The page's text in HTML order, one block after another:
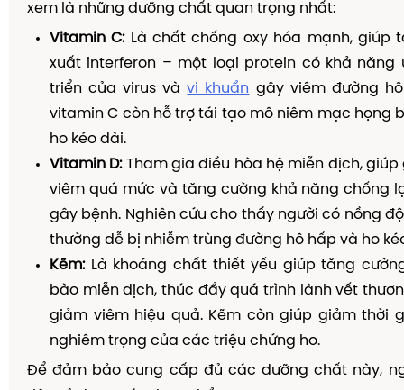
xem là những dưỡng chất quan trọng nhất:
Vitamin C:Là chất chống oxy hóa mạnh, giúp
xuất interferon – một loại protein có khả năng
triển của virus vàvi khuẩn gây viêm đường
vitamin C còn hỗ trợ tái tạo mô niêm mạc họng
ho kéo dài.
Vitamin D:Tham gia điều hòa hệ miễn dịch,
viêm quá mức và tăng cường khả năng chống
gây bệnh. Nghiên cứu cho thấy người có nồng
thường dễ bị nhiễm trùng đường hô hấp và ho
Kẽm:Là khoáng chất thiết yếu giúp tăng
bào miễn dịch, thúc đẩy quá trình lành vết
giảm viêm hiệu quả. Kẽm còn giúp giảm thời
nghiêm trọng của các triệu chứng ho.
Để đảm bảo cung cấp đủ các dưỡng chất này,